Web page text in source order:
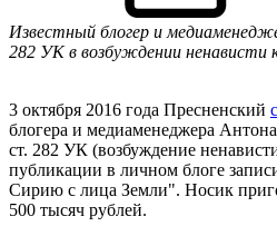
Известный блогер и
282 УК в возбуждении ненависти
3 октября 2016 года Пресненский
блогера и медиаменеджера
ст. 282 УК (возбуждение
публикации в личном блоге
Сирию с лица Земли". Носик
500 тысяч рублей.